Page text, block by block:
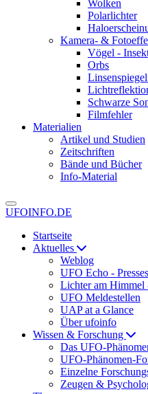
Wolken
Polarlichter
Kamera- &
Vögel -
Orbs
Schwarze
Filmfehler
Materialien
Artikel und Studien
Zeitschriften
Bände und Bücher
Info-Material
UFOINFO.DE
Startseite
Aktuelles
Weblog
UFO Echo -
Lichter am Himmel
UFO Meldestellen
UAP at a Glance
Über ufoinfo
Wissen & Forschung
Das UFO-
UFO-Phänomen-
Einzelne
Zeugen &